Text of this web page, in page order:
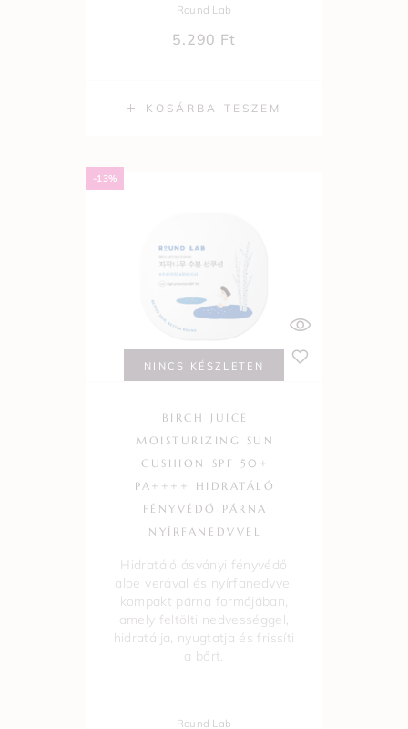
KOSÁRBA TESZEM
Round Lab
5.290 Ft
-13%
NINCS KÉSZLETEN
BIRCH JUICE
MOISTURIZING SUN
CUSHION SPF 50+
PA++++ HIDRATÁLÓ
FÉNYVÉDŐ PÁRNA
NYÍRFANEDVVEL
Hidratáló ásványi fényvédő
aloe verával és nyírfanedvvel
kompakt párna formájában,
amely feltölti nedvességgel,
hidratálja, nyugtatja és frissíti
a bőrt.
Round Lab